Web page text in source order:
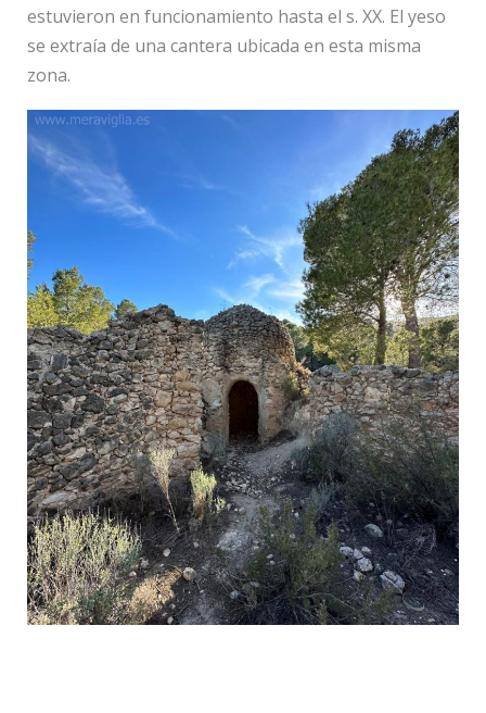
estuvieron en funcionamiento hasta el s. XX. El yeso
se extraía de una cantera ubicada en esta misma
zona.